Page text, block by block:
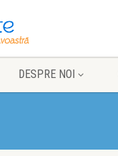
DESPRE NOI